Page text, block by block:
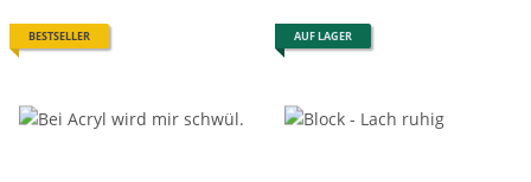
BESTSELLER AUF LAGER